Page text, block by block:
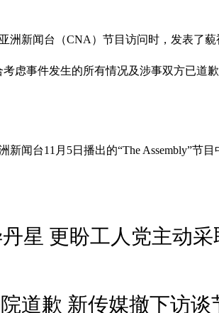
新闻台（CNA）节目访问时，发表了藐
虑事件发生的所有情况及涉事双方已道
闻台11月5日播出的“The Assembly”节
星 更盼工人党主动采
道歉 新传媒撤下访谈